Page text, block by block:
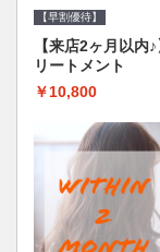
【早割優待】
【来店2ヶ月以内
リートメント
￥10,800